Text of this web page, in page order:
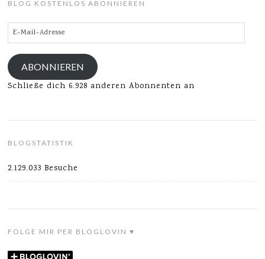
BLOG KOSTENLOS ABONNIEREN
E-
Mail-
Adresse
ABONNIEREN
Schließe dich 6.928 anderen Abonnenten an
BLOGSTATISTIK
2.129.033 Besuche
FOLGE MIR PER BLOGLOVIN ♥